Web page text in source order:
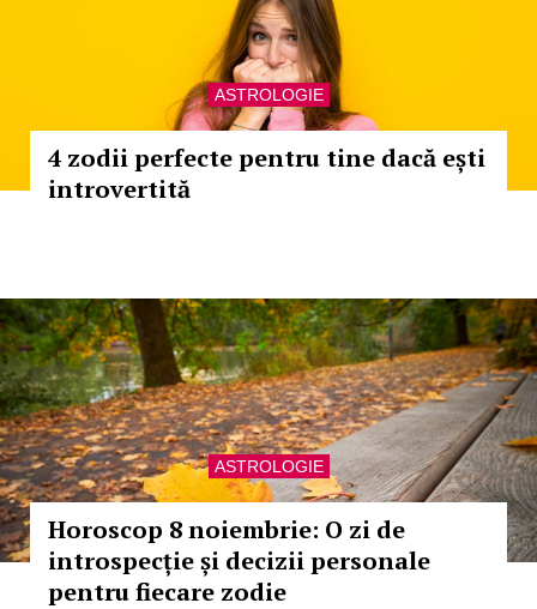
ASTROLOGIE
4 zodii perfecte pentru tine dacă ești
introvertită
ASTROLOGIE
Horoscop 8 noiembrie: O zi de
introspecție și decizii personale
pentru fiecare zodie